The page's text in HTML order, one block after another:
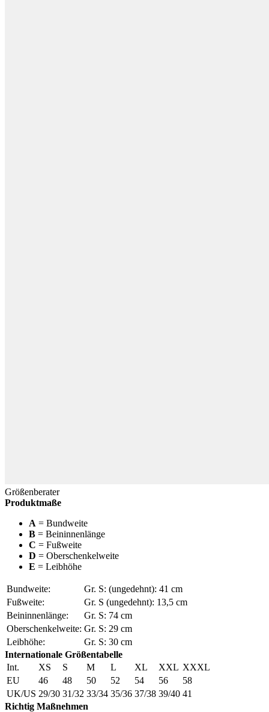
Größenberater
Produktmaße
A = Bundweite
B = Beininnenlänge
C = Fußweite
D = Oberschenkelweite
E = Leibhöhe
Bundweite:
Gr. S: (ungedehnt): 41 cm
Fußweite:
Gr. S (ungedehnt): 13,5 cm
Beininnenlänge:
Gr. S: 74 cm
Oberschenkelweite: Gr. S: 29 cm
Leibhöhe:
Gr. S: 30 cm
Internationale Größentabelle
Int.
XS S M L XL XXL XXXL
EU
46 48 50 52 54 56
58
UK/US 29/30 31/32 33/34 35/36 37/38 39/40 41
Richtig Maßnehmen